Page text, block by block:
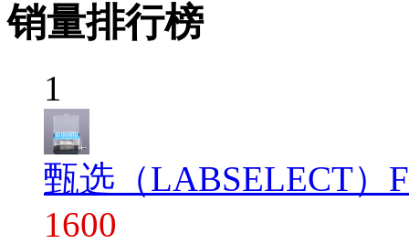
销量排行榜
1
甄选（LABSELECT）
1600